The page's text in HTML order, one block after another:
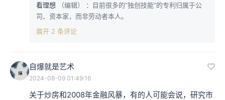
看理想
（编辑）
：目前很多的“独创技能”的专利归属于公
司、资本家，而非劳动者本人。
展开 2 条评论
自爆就是艺术
2024-08-09 01:49:16
关于炒房和2008年金融风暴，有的人可能会说，研究市